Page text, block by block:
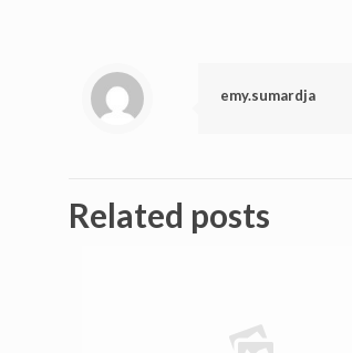
emy.sumardja
Related posts